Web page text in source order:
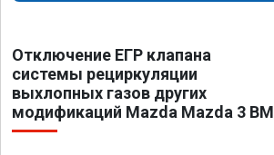
Отключение ЕГР клапана
системы рециркуляции
выхлопных газов других
модификаций Mazda Mazda 3 BM